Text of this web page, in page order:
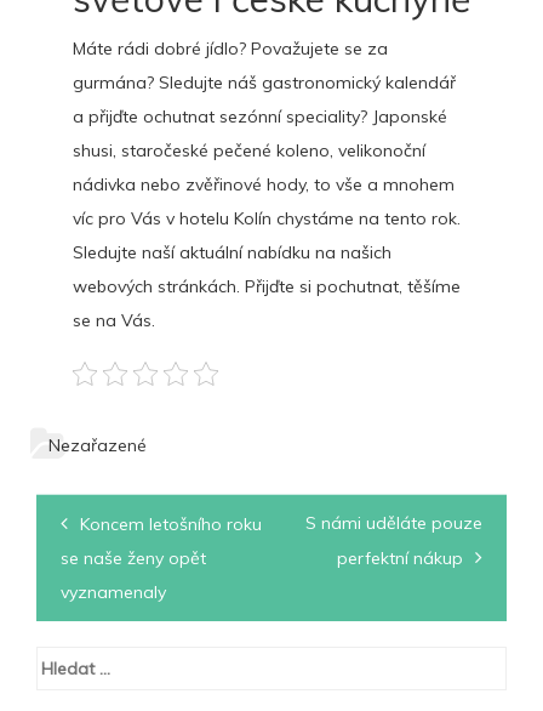
Máte rádi dobré jídlo? Považujete se za
gurmána? Sledujte náš gastronomický kalendář
a přijďte ochutnat sezónní speciality? Japonské
shusi, staročeské pečené koleno, velikonoční
nádivka nebo zvěřinové hody, to vše a mnohem
víc pro Vás v hotelu Kolín chystáme na tento rok.
Sledujte naší aktuální nabídku na našich
webových stránkách. Přijďte si pochutnat, těšíme
se na Vás.
Nezařazené
Navigace
pro
příspěvek
Koncem letošního roku
se naše ženy opět
vyznamenaly
S námi uděláte pouze
perfektní nákup
Vyhledávání